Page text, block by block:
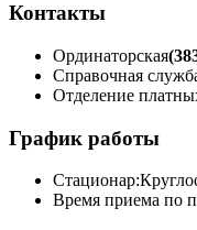
Контакты
Ординаторская
Справочная
Отделение
График работы
Стационар:
Время приема по